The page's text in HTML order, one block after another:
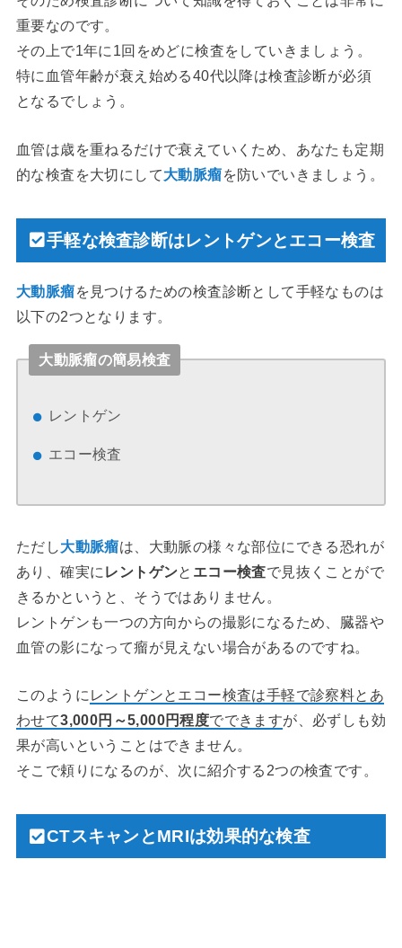
重要なのです。
その上で1年に1回をめどに検査をしていきましょう。
特に血管年齢が衰え始める40代以降は検査診断が必須
となるでしょう。
血管は歳を重ねるだけで衰えていくため、あなたも定期
的な検査を大切にして大動脈瘤を防いでいきましょう。
手軽な検査診断はレントゲンとエコー検査
大動脈瘤を見つけるための検査診断として手軽なものは
以下の2つとなります。
大動脈瘤の簡易検査
レントゲン
エコー検査
ただし大動脈瘤は、大動脈の様々な部位にできる恐れが
あり、確実に レントゲンと エコー検査で見抜くことがで
きるかというと、そうではありません。
レントゲンも一つの方向からの撮影になるため、臓器や
血管の影になって瘤が見えない場合があるのですね。
このように レントゲンとエコー検査は手軽で診察料とあ
わせて3,000円～5,000円程度でできますが、必ずしも効
果が高いということはできません。
そこで頼りになるのが、次に紹介する2つの検査です。
CTスキャンとMRIは効果的な検査